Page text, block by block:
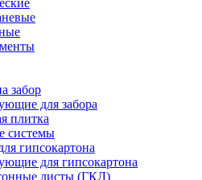
забор
для забора
плитка
системы
гипсокартона
для гипсокартона
листы (ГКЛ)